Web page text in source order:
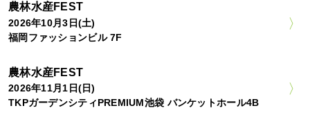
農林水産FEST
2026年10月3日(土)
福岡ファッションビル 7F
農林水産FEST
2026年11月1日(日)
TKPガーデンシティPREMIUM池袋 バンケットホール4B